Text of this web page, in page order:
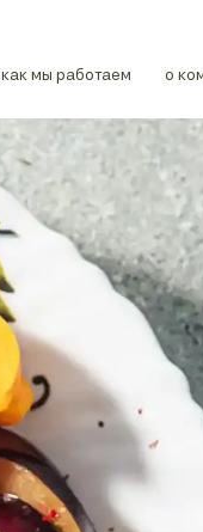
как мы работаем о